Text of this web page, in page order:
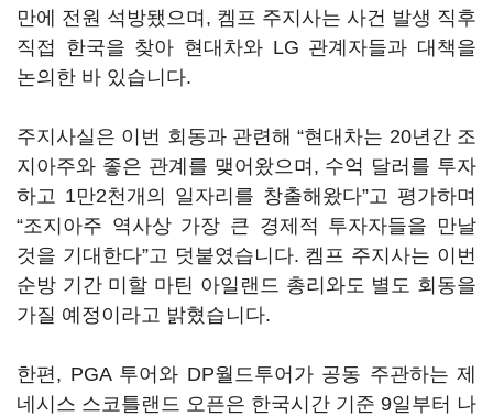
만에 전원 석방됐으며, 켐프 주지사는 사건 발생 직후
직접 한국을 찾아 현대차와 LG 관계자들과 대책을
논의한 바 있습니다.
주지사실은 이번 회동과 관련해 “현대차는 20년간 조
지아주와 좋은 관계를 맺어왔으며, 수억 달러를 투자
하고 1만2천개의 일자리를 창출해왔다”고 평가하며
“조지아주 역사상 가장 큰 경제적 투자자들을 만날
것을 기대한다”고 덧붙였습니다. 켐프 주지사는 이번
순방 기간 미할 마틴 아일랜드 총리와도 별도 회동을
가질 예정이라고 밝혔습니다.
한편, PGA 투어와 DP월드투어가 공동 주관하는 제
네시스 스코틀랜드 오픈은 한국시간 기준 9일부터 나